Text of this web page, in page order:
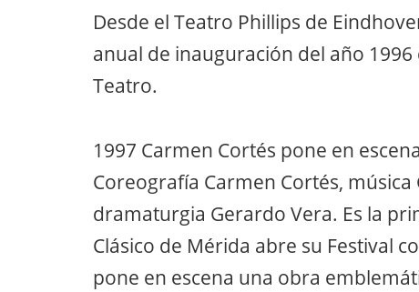
Desde el Teatro Phillips de
anual de inauguración del año
Teatro.
1997 Carmen Cortés pone en
Coreografía Carmen Cortés,
dramaturgia Gerardo Vera. Es la
Clásico de Mérida abre su Festival
pone en escena una obra